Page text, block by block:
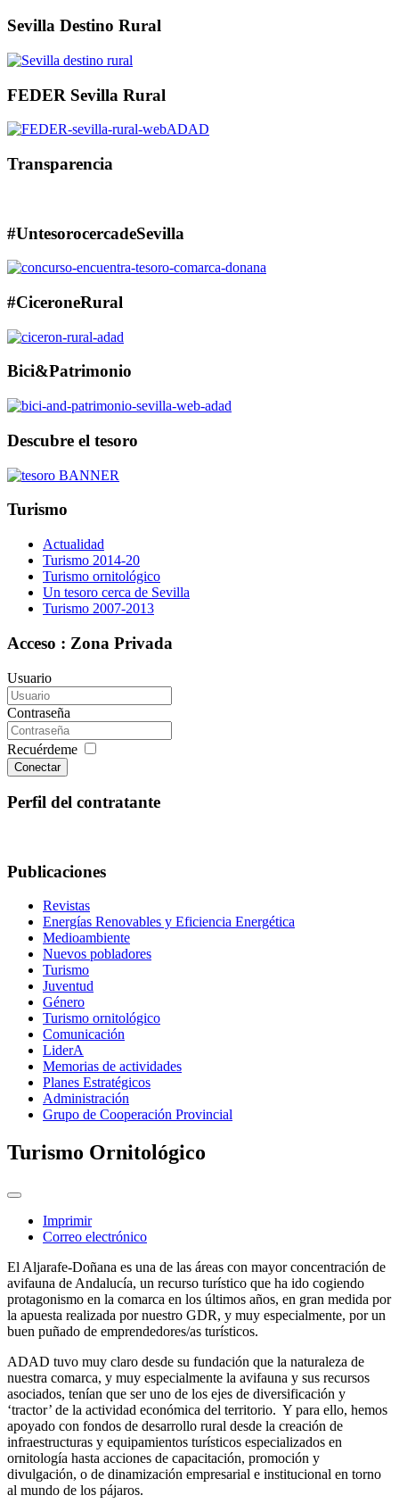
Sevilla Destino Rural
FEDER Sevilla Rural
Transparencia
#UntesorocercadeSevilla
#CiceroneRural
Bici&Patrimonio
Descubre el tesoro
Turismo
Actualidad
Turismo 2014-20
Turismo ornitológico
Un tesoro cerca de Sevilla
Turismo 2007-2013
Acceso : Zona Privada
Usuario
Contraseña
Recuérdeme
Conectar
Perfil del contratante
Publicaciones
Revistas
Energías Renovables y Eficiencia Energética
Medioambiente
Nuevos pobladores
Turismo
Juventud
Género
Turismo ornitológico
Comunicación
LiderA
Memorias de actividades
Planes Estratégicos
Administración
Grupo de Cooperación Provincial
Turismo Ornitológico
Imprimir
Correo electrónico
El Aljarafe-Doñana es una de las áreas con mayor concentración de
avifauna de Andalucía, un recurso turístico que ha ido cogiendo
protagonismo en la comarca en los últimos años, en gran medida por
la apuesta realizada por nuestro GDR, y muy especialmente, por un
buen puñado de emprendedores/as turísticos.
ADAD tuvo muy claro desde su fundación que la naturaleza de
nuestra comarca, y muy especialmente la avifauna y sus recursos
asociados, tenían que ser uno de los ejes de diversificación y
‘tractor’ de la actividad económica del territorio. Y para ello, hemos
apoyado con fondos de desarrollo rural desde la creación de
infraestructuras y equipamientos turísticos especializados en
ornitología hasta acciones de capacitación, promoción y
divulgación, o de dinamización empresarial e institucional en torno
al mundo de los pájaros.